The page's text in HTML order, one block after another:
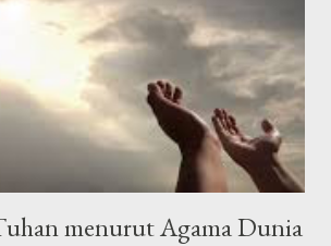
alihi washohbihii ajma’iin ammaba’adu .
bagi Allah Tuhan seluruh alam. Semoga
menurut Agama Dunia